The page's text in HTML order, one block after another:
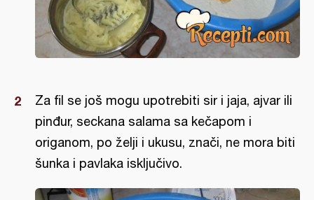
Za fil se još mogu upotrebiti sir i jaja, ajvar ili
pinđur, seckana salama sa kečapom i
origanom, po želji i ukusu, znači, ne mora biti
šunka i pavlaka isključivo.